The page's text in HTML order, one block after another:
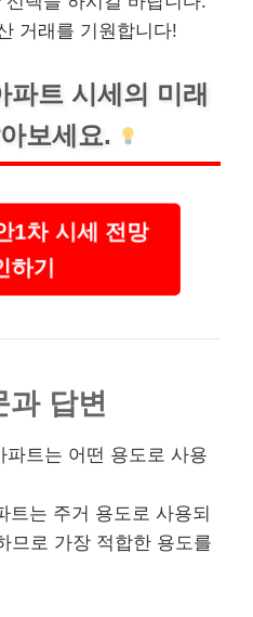
거래를 기원합니다!
파트 시세의 미래
보세요.
차 시세 전망
하기
과 답변
트는 어떤 용도로 사용
트는 주거 용도로 사용되
므로 가장 적합한 용도를